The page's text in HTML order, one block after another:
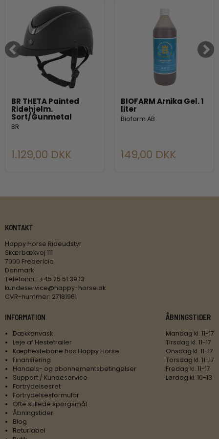
BR THETA Painted
Ridehjelm.
Sort/Gunmetal
BR
1.129,00 DKK
BIOFARM Arnika Gel. 1
liter
Biofarm AB
149,00 DKK
KONTAKT
Happy Horse Rideudstyr
Skærbækvej 111
7000 Fredericia
Danmark
Telefonnr.: +45 75 51 39 13
kundeservice@happy-horse.dk
CVR-nummer: 27181961
INFORMATION
Dækkenvask
Leje af Hestetrailer
Kæphestebane hos Happy Horse
Finansiering
Handels- og abonnementsbetingelser
Support / Kundeservice
Fortrydelsesret
Fortrydelsesformular
Ofte stillede spørgsmål
Åbningstider
Blog
Returlabel
ÅBNINGSTIDER
Mandag kl. 11-17
Tirsdag kl. 11-17
Onsdag kl. 11-17
Torsdag kl. 11-17
Fredag kl. 11-17
Lørdag kl. 10-13